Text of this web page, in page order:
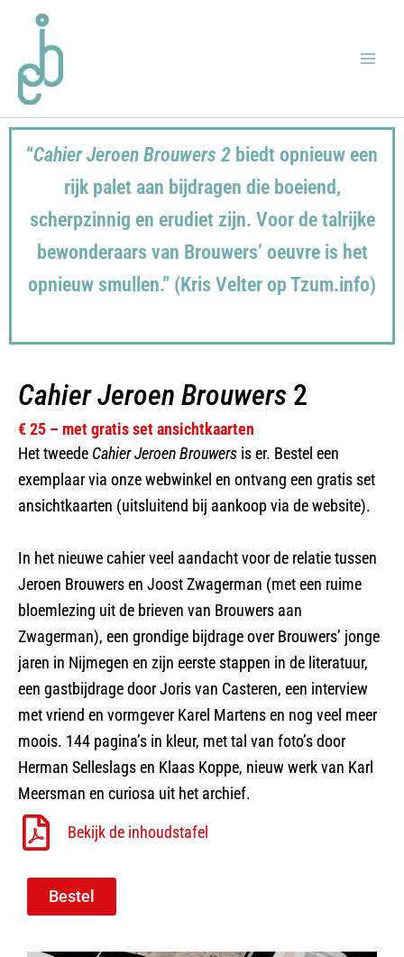
inhoud
Menu
“Cahier Jeroen Brouwers 2 biedt opnieuw een
rijk palet aan bijdragen die boeiend,
scherpzinnig en erudiet zijn. Voor de talrijke
bewonderaars van Brouwers’ oeuvre is het
opnieuw smullen.” (Kris Velter op Tzum.info)
Cahier Jeroen Brouwers 2
€ 25 – met gratis set ansichtkaarten
Het tweede Cahier Jeroen Brouwers is er. Bestel een
exemplaar via onze webwinkel en ontvang een gratis set
ansichtkaarten (uitsluitend bij aankoop via de website).
In het nieuwe cahier veel aandacht voor de relatie tussen
Jeroen Brouwers en Joost Zwagerman (met een ruime
bloemlezing uit de brieven van Brouwers aan
Zwagerman), een grondige bijdrage over Brouwers’ jonge
jaren in Nijmegen en zijn eerste stappen in de literatuur,
een gastbijdrage door Joris van Casteren, een interview
met vriend en vormgever Karel Martens en nog veel meer
moois. 144 pagina’s in kleur, met tal van foto’s door
Herman Selleslags en Klaas Koppe, nieuw werk van Karl
Meersman en curiosa uit het archief.
Bekijk de inhoudstafel
Bestel